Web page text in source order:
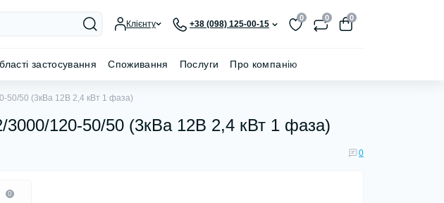
Клієнту +38 (098) 125-00-15
0 0 0
застосування Споживання Послуги Про компанію
50/50 (3кВа 12В 2,4 кВт 1 фаза)
3000/120-50/50 (3кВа 12В 2,4 кВт 1 фаза)
0
0